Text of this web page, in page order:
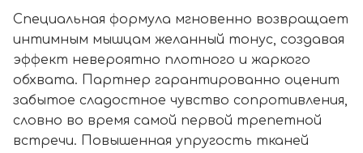
Специальная формула мгновенно возвращает
интимным мышцам желанный тонус, создавая
эффект невероятно плотного и жаркого
обхвата. Партнер гарантированно оценит
забытое сладостное чувство сопротивления,
словно во время самой первой трепетной
встречи. Повышенная упругость тканей